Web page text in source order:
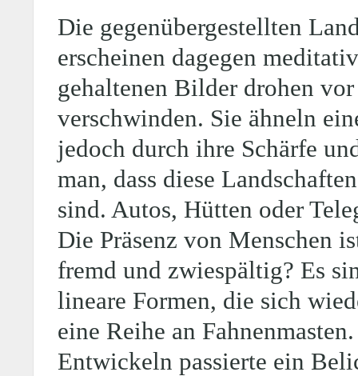
Die gegenübergestellten
erscheinen dagegen
gehaltenen Bilder drohen
verschwinden. Sie ähneln
jedoch durch ihre Schärfe
man, dass diese
sind. Autos, Hütten oder
Die Präsenz von Menschen
fremd und zwiespältig? Es
lineare Formen, die sich
eine Reihe an
Entwickeln passierte ein